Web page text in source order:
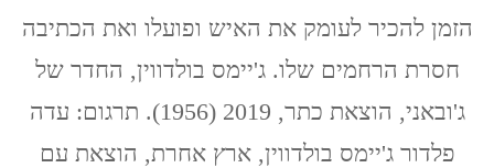
ג'ובאני,
אחרת,
לפגוש
האיש
הזמן להכיר לעומק את האיש ופועלו ואת הכתיבה
חסרת הרחמים שלו. ג'יימס בולדווין, החדר של
ג'ובאני, הוצאת כתר, 2019 (1956). תרגום: עדה
פלדור ג'יימס בולדווין, ארץ אחרת, הוצאת עם